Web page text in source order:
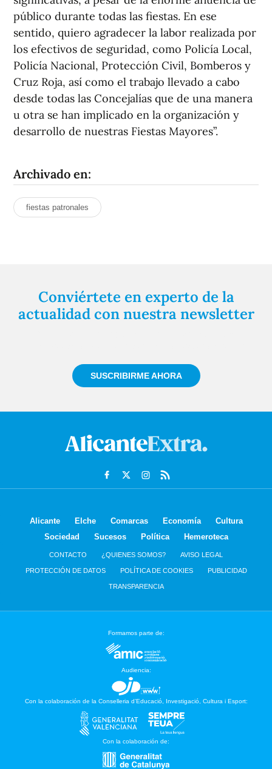
público durante todas las fiestas. En ese
sentido, quiero agradecer la labor realizada por
los efectivos de seguridad, como Policía Local,
Policía Nacional, Protección Civil, Bomberos y
Cruz Roja, así como el trabajo llevado a cabo
desde todas las Concejalías que de una manera
u otra se han implicado en la organización y
desarrollo de nuestras Fiestas Mayores”.
Archivado en:
fiestas patronales
Conviértete en experto de la
actualidad con nuestra newsletter
SUSCRIBIRME AHORA
Alicante Elche Comarcas Economía
Cultura
Sociedad
Sucesos Política Hemeroteca
CONTACTO ¿QUIENES SOMOS? AVISO LEGAL
PROTECCIÓN DE DATOS POLÍTICA DE COOKIES PUBLICIDAD
TRANSPARENCIA
Formamos parte de:
Audiencia:
Con la colaboración de la Conselleria d’Educació, Investigació, Cultura i Esport:
Con la colaboración de: